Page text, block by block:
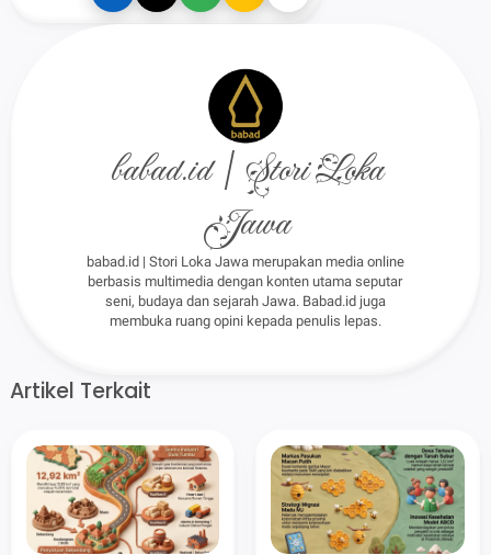
babad.id | Stori Loka
Jawa
babad.id | Stori Loka Jawa merupakan media online
berbasis multimedia dengan konten utama seputar
seni, budaya dan sejarah Jawa. Babad.id juga
membuka ruang opini kepada penulis lepas.
Artikel Terkait